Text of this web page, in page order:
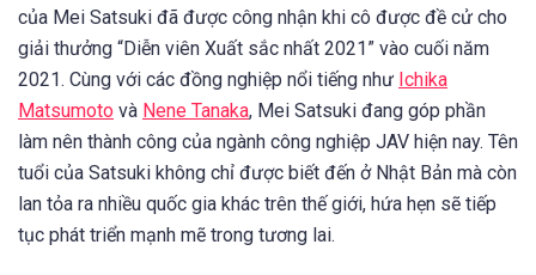
của Mei Satsuki đã được công nhận khi cô được đề cử cho
giải thưởng “Diễn viên Xuất sắc nhất 2021” vào cuối năm
2021. Cùng với các đồng nghiệp nổi tiếng như Ichika
Matsumoto và Nene Tanaka, Mei Satsuki đang góp phần
làm nên thành công của ngành công nghiệp JAV hiện nay. Tên
tuổi của Satsuki không chỉ được biết đến ở Nhật Bản mà còn
lan tỏa ra nhiều quốc gia khác trên thế giới, hứa hẹn sẽ tiếp
tục phát triển mạnh mẽ trong tương lai.